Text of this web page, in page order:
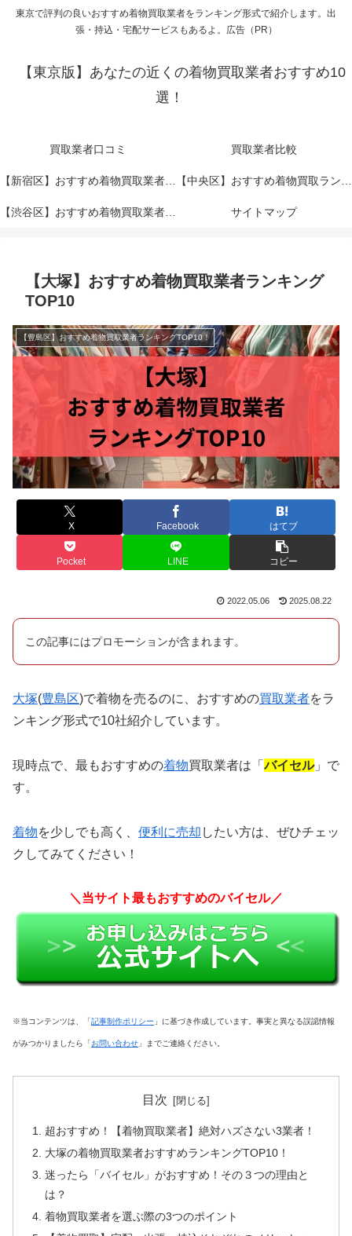
東京で評判の良いおすすめ着物買取業者をランキング形式で紹介します。出
張・持込・宅配サービスもあるよ。広告（PR）
【東京版】あなたの近くの着物買取業者おすすめ10
選！
買取業者口コミ 買取業者比較
【新宿区】おすすめ着物買取業者ランキングTOP10！ 【中央区】おすすめ着物買取ランキングTOP10！
【渋谷区】おすすめ着物買取業者ランキングTOP10！ サイトマップ
【大塚】おすすめ着物買取業者ランキング
TOP10
【豊島区】おすすめ着物買取業者ランキングTOP10！
X Facebook はてブ
Pocket LINE コピー
2022.05.06 2025.08.22
この記事にはプロモーションが含まれます。
大塚(豊島区)で着物を売るのに、おすすめの買取業者をラ
ンキング形式で10社紹介しています。
現時点で、最もおすすめの着物買取業者は「バイセル」で
す。
着物を少しでも高く、 便利に売却 したい方は、 ぜひチェッ
クしてみてください！
＼当サイト最もおすすめのバイセル／
※当コンテンツは、「記事制作ポリシー 」に基づき作成しています。事実と異なる誤認情報
がみつかりましたら「お問い合わせ 」までご連絡ください。
目次
超おすすめ！【着物買取業者】絶対ハズさない3業者！
大塚の着物買取業者おすすめランキングTOP10！
迷ったら「バイセル」がおすすめ！その３つの理由と
は？
着物買取業者を選ぶ際の3つのポイント